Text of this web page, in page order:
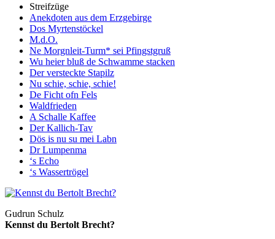
Streifzüge
Anekdoten aus dem Erzgebirge
Dos Myrtenstöckel
M.d.O.
Ne Morgnleit-Turm* sei Pfingstgruß
Wu heier bluß de Schwamme stacken
Der versteckte Stapilz
Nu schie, schie, schie!
De Ficht ofn Fels
Waldfrieden
A Schalle Kaffee
Der Kallich-Tav
Dös is nu su mei Labn
Dr Lumpenma
‘s Echo
‘s Wassertrögel
Gudrun Schulz
Kennst du Bertolt Brecht?